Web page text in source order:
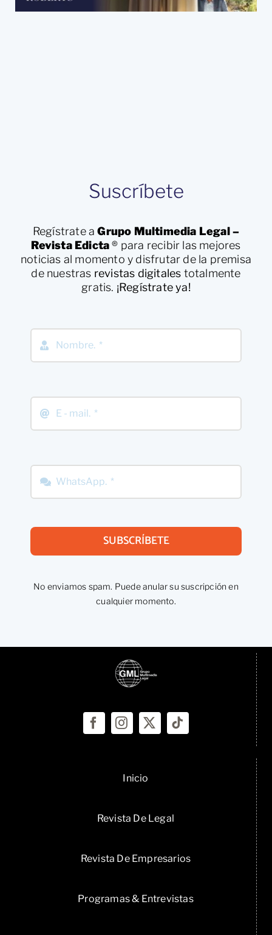
Suscríbete
Regístrate aGrupo Multimedia Legal –
Revista Edicta® para recibir las mejores
noticias al momento y disfrutar de la premisa
de nuestras revistas digitales totalmente
gratis. ¡Regístrate ya!
SUBSCRÍBETE
No enviamos spam. Puede anular su suscripción en
cualquier momento.
Inicio
Revista De Legal
Revista De Empresarios
Programas & Entrevistas